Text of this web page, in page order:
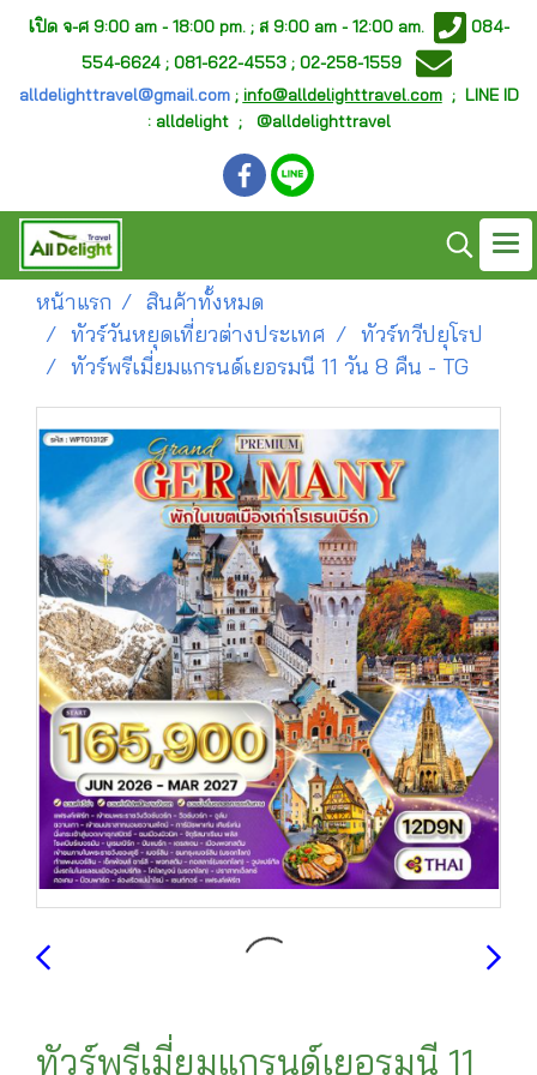
เปิด จ-ศ 9:00 am - 18:00 pm. ; ส 9:00 am - 12:00 am.
084-
554-6624 ; 081-622-4553 ; 02-258-1559
alldelighttravel@gmail.com; info@alldelighttravel.com; LINE ID
: alldelight ; @alldelighttravel
หน้าแรก
สินค้าทั้งหมด
ทัวร์วันหยุดเที่ยวต่างประเทศ
ทัวร์ทวีปยุโรป
ทัวร์พรีเมี่ยมแกรนด์เยอรมนี 11 วัน 8 คืน - TG
ทัวร์พรีเมี่ยมแกรนด์เยอรมนี 11